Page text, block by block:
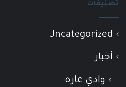
تصنيفات
Uncategorized
أخبار
وادي عاره